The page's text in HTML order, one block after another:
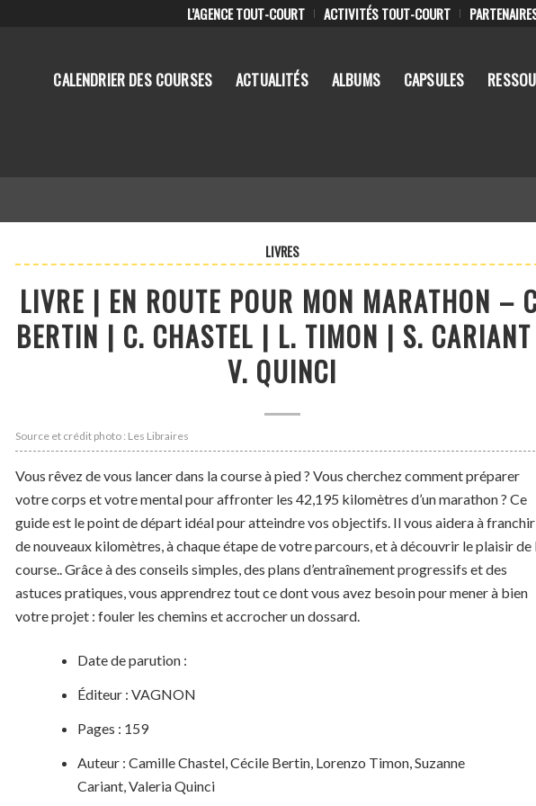
L’AGENCE TOUT-COURT ACTIVITÉS TOUT-COURT
CALENDRIER DES COURSES ACTUALITÉS ALBUMS CAPSULES
LIVRES
LIVRE | EN ROUTE POUR MON MARATHON –
BERTIN | C. CHASTEL | L. TIMON | S.
V. QUINCI
Source et crédit photo : Les Libraires
Vous rêvez de vous lancer dans la course à pied ? Vous cherchez comment préparer
votre corps et votre mental pour affronter les 42,195 kilomètres d’un marathon ? Ce
guide est le point de départ idéal pour atteindre vos objectifs. Il vous aidera à franchir
de nouveaux kilomètres, à chaque étape de votre parcours, et à découvrir le plaisir de
course.. Grâce à des conseils simples, des plans d’entraînement progressifs et des
astuces pratiques, vous apprendrez tout ce dont vous avez besoin pour mener à bien
votre projet : fouler les chemins et accrocher un dossard.
Date de parution :
Éditeur : VAGNON
Pages : 159
Auteur : Camille Chastel, Cécile Bertin, Lorenzo Timon, Suzanne
Cariant, Valeria Quinci